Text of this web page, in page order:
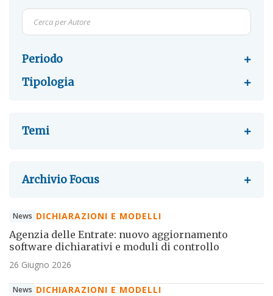
Periodo
Tipologia
Temi
Archivio Focus
News DICHIARAZIONI E MODELLI
Agenzia delle Entrate: nuovo aggiornamento
software dichiarativi e moduli di controllo
26 Giugno 2026
News DICHIARAZIONI E MODELLI